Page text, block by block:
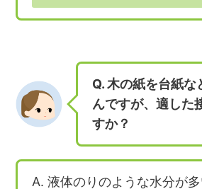
Q. 木の紙を台紙な
んですが、適した
すか？
A. 液体のりのような水分が